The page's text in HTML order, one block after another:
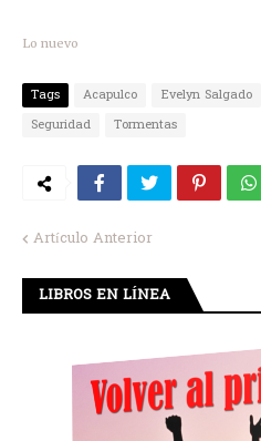
Lo nuevo
Tags Acapulco Evelyn Salgado
Seguridad
Tormentas
Artículo Anterior
LIBROS EN LÍNEA